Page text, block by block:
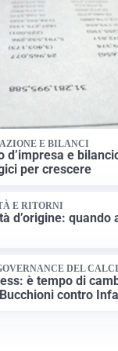
E BILANCI
d’impresa e
per crescere
E RITORNI
d’origine: quando
DEL
è tempo di
contro